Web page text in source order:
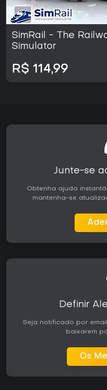
SimRail - The
Simulator
R$ 114,99
Junte-se
Obtenha ajuda
mantenha-se
Definir
Seja notificado por
baixarem
Os